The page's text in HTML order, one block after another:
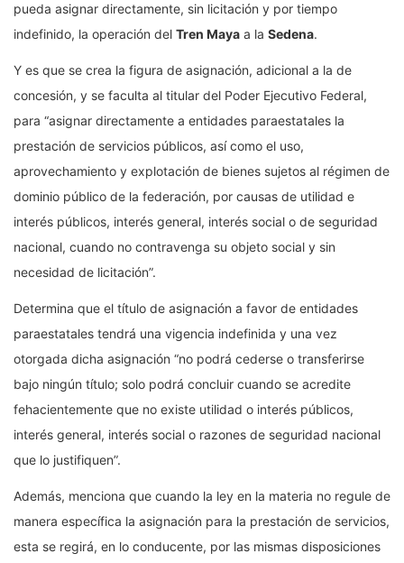
pueda asignar directamente, sin licitación y por tiempo
indefinido, la operación del Tren Maya a la Sedena.
Y es que se crea la figura de asignación, adicional a la de
concesión, y se faculta al titular del Poder Ejecutivo Federal,
para “asignar directamente a entidades paraestatales la
prestación de servicios públicos, así como el uso,
aprovechamiento y explotación de bienes sujetos al régimen de
dominio público de la federación, por causas de utilidad e
interés públicos, interés general, interés social o de seguridad
nacional, cuando no contravenga su objeto social y sin
necesidad de licitación”.
Determina que el título de asignación a favor de entidades
paraestatales tendrá una vigencia indefinida y una vez
otorgada dicha asignación “no podrá cederse o transferirse
bajo ningún título; solo podrá concluir cuando se acredite
fehacientemente que no existe utilidad o interés públicos,
interés general, interés social o razones de seguridad nacional
que lo justifiquen”.
Además, menciona que cuando la ley en la materia no regule de
manera específica la asignación para la prestación de servicios,
esta se regirá, en lo conducente, por las mismas disposiciones